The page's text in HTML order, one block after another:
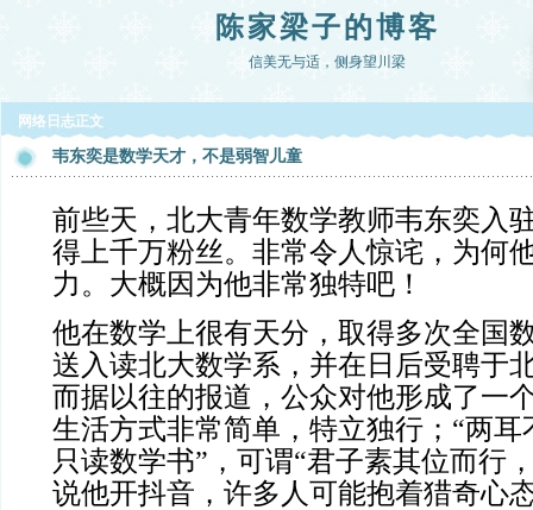
陈家梁子的博客
信美无与适，侧身望川梁
网络日志正文
韦东奕是数学天才，不是弱智儿童
前些天，北大青年数学教师韦东奕入
得上千万粉丝。非常令人惊诧，为何
力。大概因为他非常独特吧！
他在数学上很有天分，取得多次全国
送入读北大数学系，并在日后受聘于
而据以往的报道，公众对他形成了一
生活方式非常简单，特立独行；“两
只读数学书”，可谓“君子素其位而行
说他开抖音，许多人可能抱着猎奇心